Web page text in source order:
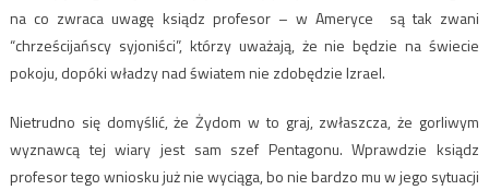
na co zwraca uwagę ksiądz profesor – w Ameryce są tak zwani
“chrześcijańscy syjoniści”, którzy uważają, że nie będzie na świecie
pokoju, dopóki władzy nad światem nie zdobędzie Izrael.
Nietrudno się domyślić, że Żydom w to graj, zwłaszcza, że gorliwym
wyznawcą tej wiary jest sam szef Pentagonu. Wprawdzie ksiądz
profesor tego wniosku już nie wyciąga, bo nie bardzo mu w jego sytuacji